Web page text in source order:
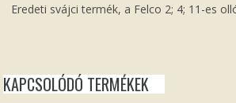
Eredeti svájci termék, a Felco 2; 4; 11-es
KAPCSOLÓDÓ TERMÉKEK